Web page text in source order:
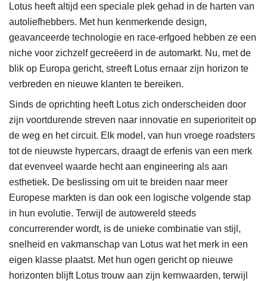
Lotus heeft altijd een speciale plek gehad in de harten van
autoliefhebbers. Met hun kenmerkende design,
geavanceerde technologie en race-erfgoed hebben ze een
niche voor zichzelf gecreëerd in de automarkt. Nu, met de
blik op Europa gericht, streeft Lotus ernaar zijn horizon te
verbreden en nieuwe klanten te bereiken.
Sinds de oprichting heeft Lotus zich onderscheiden door
zijn voortdurende streven naar innovatie en superioriteit op
de weg en het circuit. Elk model, van hun vroege roadsters
tot de nieuwste hypercars, draagt de erfenis van een merk
dat evenveel waarde hecht aan engineering als aan
esthetiek. De beslissing om uit te breiden naar meer
Europese markten is dan ook een logische volgende stap
in hun evolutie. Terwijl de autowereld steeds
concurrerender wordt, is de unieke combinatie van stijl,
snelheid en vakmanschap van Lotus wat het merk in een
eigen klasse plaatst. Met hun ogen gericht op nieuwe
horizonten blijft Lotus trouw aan zijn kernwaarden, terwijl